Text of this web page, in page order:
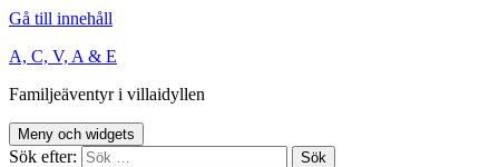
Gå till innehåll
A, C, V, A & E
Familjeäventyr i villaidyllen
Meny och widgets
Sök efter: